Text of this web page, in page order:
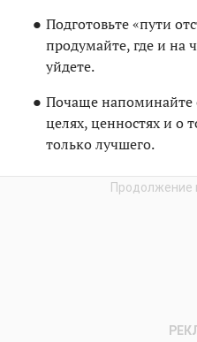
Подготовьте «пути
продумайте, где и на
уйдете.
Почаще напоминайте
целях, ценностях и о
только лучшего.